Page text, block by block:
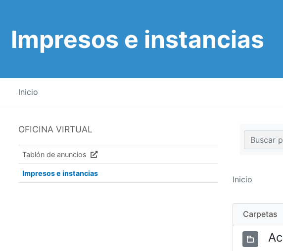
Impresos e instancias
Inicio
OFICINA VIRTUAL
Tablón de anuncios
Impresos e instancias
Inicio
Carpetas